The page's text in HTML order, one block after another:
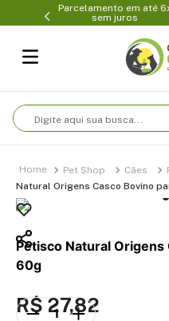
Parcelamento em até
sem juros
Digite aqui sua busca...
Pet Shop Cães
Natural Origens Casco Bovino
Petisco Natural Origens
60g
R$27,82